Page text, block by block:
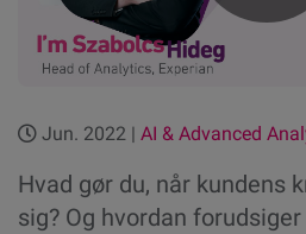
Jun. 2022 | AI & Advanced
Hvad gør du, når kundens
sig? Og hvordan